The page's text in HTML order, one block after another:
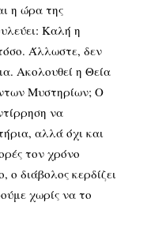
η ώρα της
Καλή η
Άλλωστε, δεν
Ακολουθεί η Θεία
Μυστηρίων; Ο
να
αλλά όχι και
τον χρόνο
ο διάβολος κερδίζει
χωρίς να το